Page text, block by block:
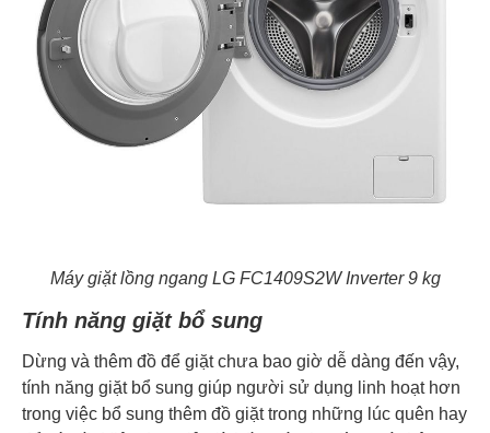
Máy giặt lồng ngang LG FC1409S2W Inverter 9 kg
Tính năng giặt bổ sung
Dừng và thêm đồ để giặt chưa bao giờ dễ dàng đến vậy,
tính năng giặt bổ sung giúp người sử dụng linh hoạt hơn
trong việc bổ sung thêm đồ giặt trong những lúc quên hay